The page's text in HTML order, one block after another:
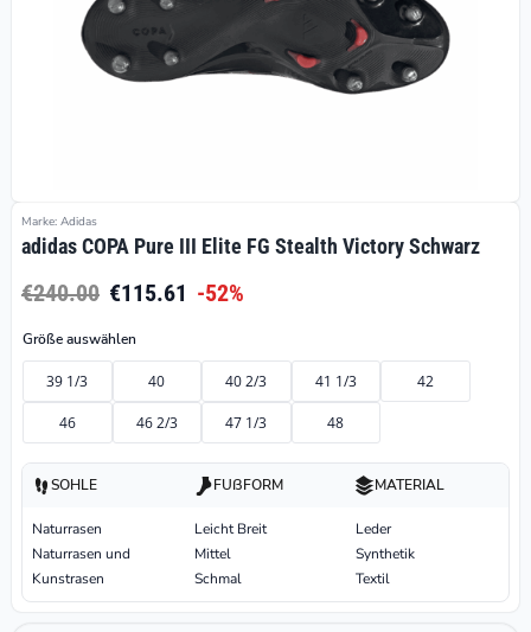
Marke: Adidas
adidas COPA Pure III Elite FG Stealth Victory Schwarz
€240.00 €115.61 -52%
Größe auswählen
39 1/3 40 40 2/3 41 1/3 42
46 46 2/3 47 1/3 48
SOHLE
Naturrasen
Naturrasen und
Kunstrasen
FUßFORM
Leicht Breit
Mittel
Schmal
MATERIAL
Leder
Synthetik
Textil